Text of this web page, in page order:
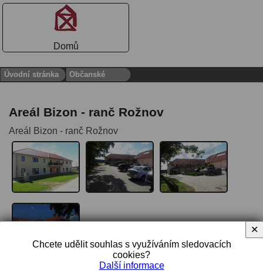
Domů
Úvodní stránka Občanské
Areál Bizon - ranč Rožnov
Areál Bizon - ranč Rožnov
Chcete udělit souhlas s využíváním sledovacích
cookies?
Další informace
✕